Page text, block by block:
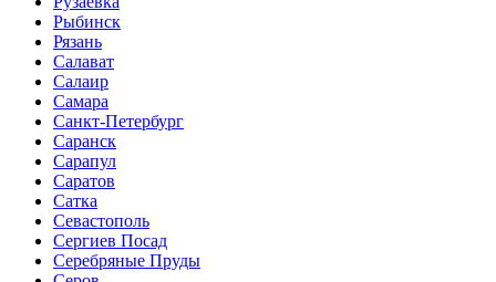
Рыбинск
Рязань
Салават
Салаир
Самара
Санкт-Петербург
Саранск
Сарапул
Саратов
Сатка
Севастополь
Сергиев Посад
Серебряные Пруды